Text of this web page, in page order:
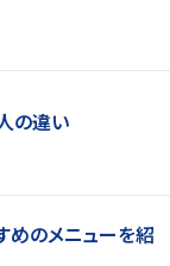
の違い
めのメニューを紹